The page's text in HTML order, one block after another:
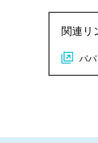
関連リ
パ